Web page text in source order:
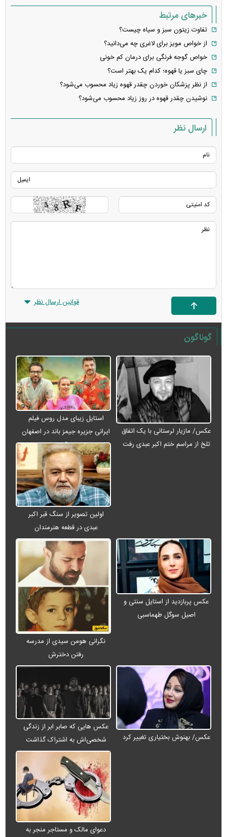
خبرهای مرتبط
تفاوت زیتون سبز و سیاه چیست؟
از خواص مویز برای لاغری چه می‌دانید؟
خواص گوجه فرنگی برای درمان کم خونی
چای سبز یا قهوه؛ کدام یک بهتر است؟
از نظر پزشکان خوردن چقدر قهوه زیاد محسوب می‌شود؟
نوشیدن چقدر قهوه در روز زیاد محسوب می‌شود؟
ارسال نظر
قوانین ارسال نظر
گوناگون
عکس/ مازیار لرستانی با یک اتفاق
تلخ از مراسم ختم اکبر عبدی رفت
استایل زیبای مدل روس فیلم
ایرانی جزیره جیمز باند در اصفهان
+ عکس
اولین تصویر از سنگ قبر اکبر
عبدی در قطعه هنرمندان
عکس پربازدید از استایل سنتی و
اصیل سوگل طهماسبی
نگرانی هومن سیدی از مدرسه
رفتن دخترش
عکس/ بهنوش بختیاری تغییر کرد
عکس هایی که صابر ابر از زندگی
شخصی‌اش به اشتراک گذاشت
دعوای مالک و مستاجر منجر به